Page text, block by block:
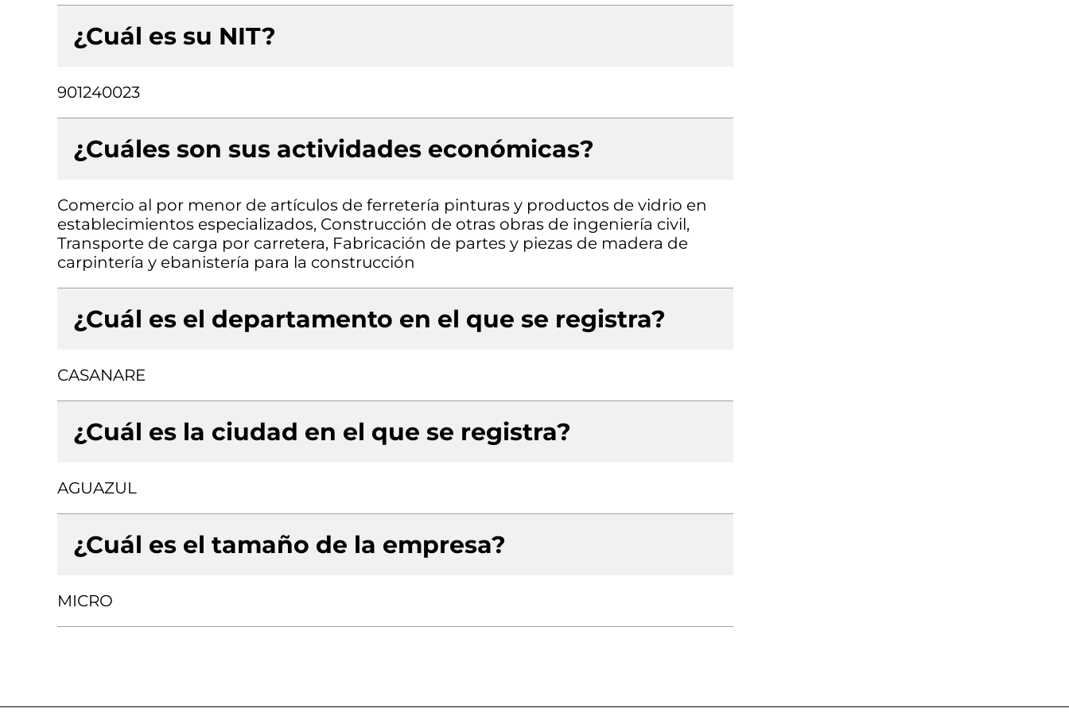
¿Cuál es su NIT?
901240023
¿Cuáles son sus actividades económicas?
Comercio al por menor de artículos de ferretería pinturas y productos de vidrio en
establecimientos especializados, Construcción de otras obras de ingeniería civil,
Transporte de carga por carretera, Fabricación de partes y piezas de madera de
carpintería y ebanistería para la construcción
¿Cuál es el departamento en el que se registra?
CASANARE
¿Cuál es la ciudad en el que se registra?
AGUAZUL
¿Cuál es el tamaño de la empresa?
MICRO